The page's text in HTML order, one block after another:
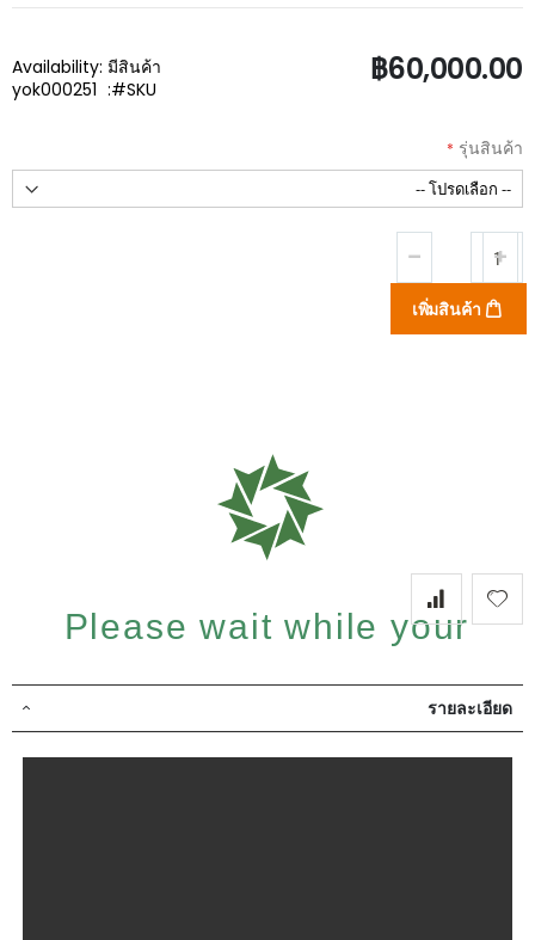
฿60,000.00
Availability: มีสินค้า
SKU
yok000251
รุ่นสินค้า
เพิ่มสินค้า
Please wait while your
request is being verified...
รายละเอียด